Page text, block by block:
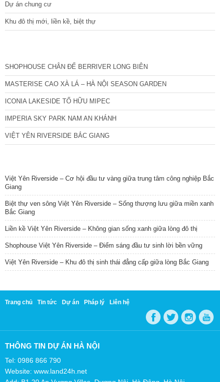
Dự án chung cư
Khu đô thị mới, liền kề, biệt thự
SHOPHOUSE CHÂN ĐẾ BERRIVER LONG BIÊN
MASTERISE CAO XÀ LÁ – HÀ NỘI SEASON GARDEN
ICONIA LAKESIDE TỐ HỮU MIPEC
IMPERIA SKY PARK NAM AN KHÁNH
VIỆT YÊN RIVERSIDE BẮC GIANG
Việt Yên Riverside – Cơ hội đầu tư vàng giữa trung tâm công nghiệp Bắc
Giang
Biệt thự ven sông Việt Yên Riverside – Sống thượng lưu giữa miền xanh
Bắc Giang
Liền kề Việt Yên Riverside – Không gian sống xanh giữa lòng đô thị
Shophouse Việt Yên Riverside – Điểm sáng đầu tư sinh lời bền vững
Việt Yên Riverside – Khu đô thị sinh thái đẳng cấp giữa lòng Bắc Giang
Trang chủ Tin tức Dự án Pháp lý Liên hệ
THÔNG TIN DỰ ÁN HÀ NỘI
Tel: 0986 866 790
Website: www.land24h.net